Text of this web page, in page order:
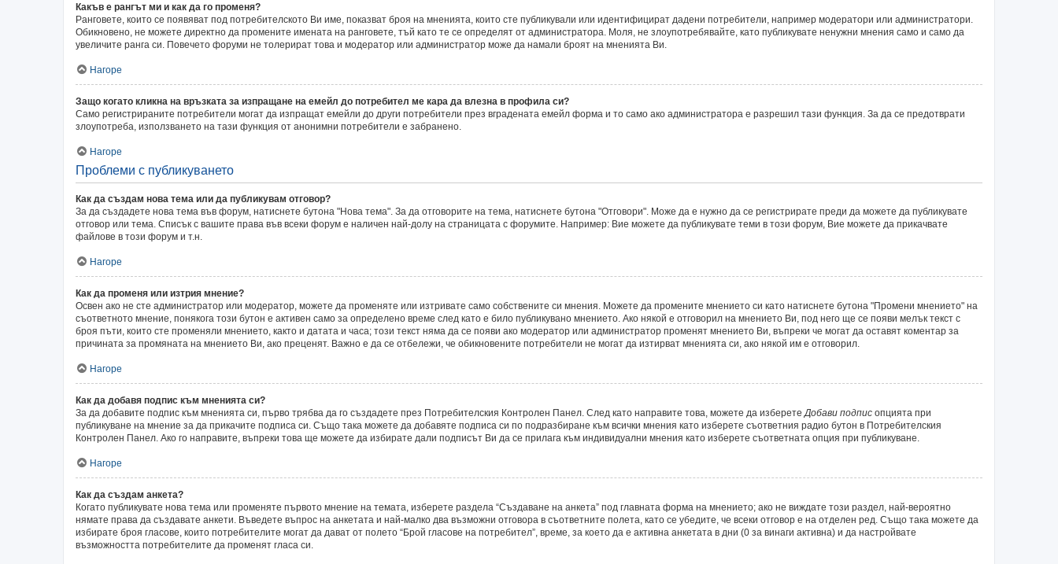
Какъв е рангът ми и как да го променя?
Ранговете, които се появяват под потребителското Ви име, показват броя на мненията, които сте публикували или идентифицират дадени потребители, например модератори или администратори.
Обикновено, не можете директно да промените имената на ранговете, тъй като те се определят от администратора. Моля, не злоупотребявайте, като публикувате ненужни мнения само и само да
увеличите ранга си. Повечето форуми не толерират това и модератор или администратор може да намали броят на мненията Ви.
Нагоре
Защо когато кликна на връзката за изпращане на емейл до потребител ме кара да влезна в профила си?
Само регистрираните потребители могат да изпращат емейли до други потребители през вградената емейл форма и то само ако администратора е разрешил тази функция. За да се предотврати
злоупотреба, използването на тази функция от анонимни потребители е забранено.
Нагоре
Проблеми с публикуването
Как да създам нова тема или да публикувам отговор?
За да създадете нова тема във форум, натиснете бутона "Нова тема". За да отговорите на тема, натиснете бутона "Отговори". Може да е нужно да се регистрирате преди да можете да публикувате
отговор или тема. Списък с вашите права във всеки форум е наличен най-долу на страницата с форумите. Например: Вие можете да публикувате теми в този форум, Вие можете да прикачвате
файлове в този форум и т.н.
Нагоре
Как да променя или изтрия мнение?
Освен ако не сте администратор или модератор, можете да променяте или изтривате само собствените си мнения. Можете да промените мнението си като натиснете бутона "Промени мнението" на
съответното мнение, понякога този бутон е активен само за определено време след като е било публикувано мнението. Ако някой е отговорил на мнението Ви, под него ще се появи мелък текст с
броя пъти, които сте променяли мнението, както и датата и часа; този текст няма да се появи ако модератор или администратор променят мнението Ви, въпреки че могат да оставят коментар за
причината за промяната на мнението Ви, ако преценят. Важно е да се отбележи, че обикновените потребители не могат да изтирват мненията си, ако някой им е отговорил.
Нагоре
Как да добавя подпис към мненията си?
За да добавите подпис към мненията си, първо трябва да го създадете през Потребителския Контролен Панел. След като направите това, можете да изберете Добави подпис опцията при
публикуване на мнение за да прикачите подписа си. Също така можете да добавяте подписа си по подразбиране към всички мнения като изберете съответния радио бутон в Потребителския
Контролен Панел. Ако го направите, въпреки това ще можете да избирате дали подписът Ви да се прилага към индивидуални мнения като изберете съответната опция при публикуване.
Нагоре
Как да създам анкета?
Когато публикувате нова тема или променяте първото мнение на темата, изберете раздела “Създаване на анкета” под главната форма на мнението; ако не виждате този раздел, най-вероятно
нямате права да създавате анкети. Въведете въпрос на анкетата и най-малко два възможни отговора в съответните полета, като се убедите, че всеки отговор е на отделен ред. Също така можете да
избирате броя гласове, които потребителите могат да дават от полето “Брой гласове на потребител”, време, за което да е активна анкетата в дни (0 за винаги активна) и да настройвате
възможността потребителите да променят гласа си.